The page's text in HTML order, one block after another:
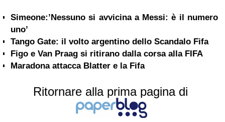
Simeone:’Nessuno si avvicina a Messi: è il numero
uno’
Tango Gate: il volto argentino dello Scandalo Fifa
Figo e Van Praag si ritirano dalla corsa alla FIFA
Maradona attacca Blatter e la Fifa
Ritornare alla prima pagina di